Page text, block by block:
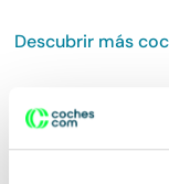
Descubrir más